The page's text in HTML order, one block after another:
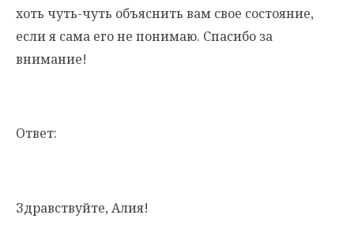
хоть чуть-чуть объяснить вам свое состояние,
если я сама его не понимаю. Спасибо за
внимание!
Ответ:
Здравствуйте, Алия!